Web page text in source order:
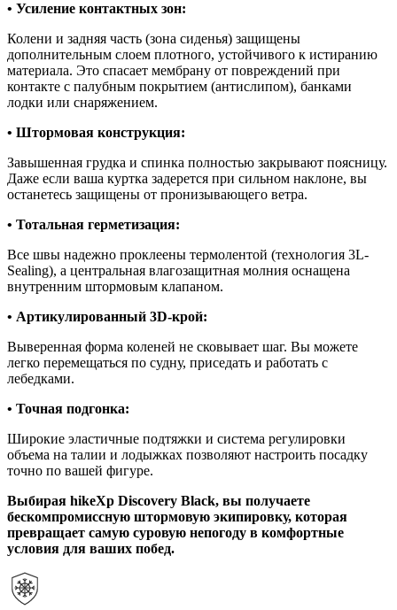
• Усиление контактных зон:
Колени и задняя часть (зона сиденья) защищены
дополнительным слоем плотного, устойчивого к истиранию
материала. Это спасает мембрану от повреждений при
контакте с палубным покрытием (антислипом), банками
лодки или снаряжением.
• Штормовая конструкция:
Завышенная грудка и спинка полностью закрывают поясницу.
Даже если ваша куртка задерется при сильном наклоне, вы
останетесь защищены от пронизывающего ветра.
• Тотальная герметизация:
Все швы надежно проклеены термолентой (технология 3L-
Sealing), а центральная влагозащитная молния оснащена
внутренним штормовым клапаном.
• Артикулированный 3D-крой:
Выверенная форма коленей не сковывает шаг. Вы можете
легко перемещаться по судну, приседать и работать с
лебедками.
• Точная подгонка:
Широкие эластичные подтяжки и система регулировки
объема на талии и лодыжках позволяют настроить посадку
точно по вашей фигуре.
Выбирая hikeXp Discovery Black, вы получаете
бескомпромиссную штормовую экипировку, которая
превращает самую суровую непогоду в комфортные
условия для ваших побед.